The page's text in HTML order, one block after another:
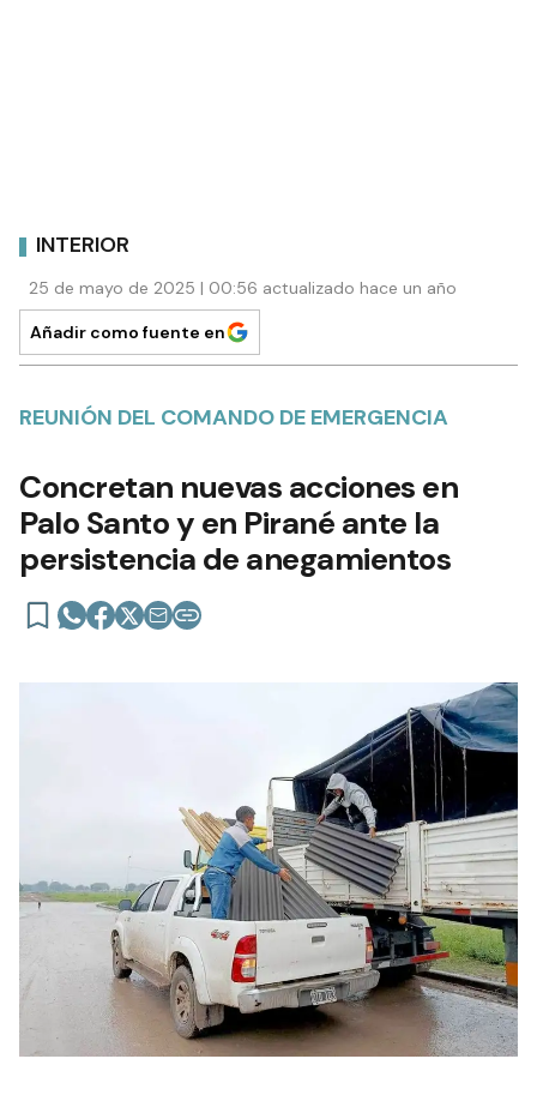
INTERIOR
25 de mayo de 2025 | 00:56 actualizado hace un año
Añadir como fuente en
REUNIÓN DEL COMANDO DE EMERGENCIA
Concretan nuevas acciones en
Palo Santo y en Pirané ante la
persistencia de anegamientos